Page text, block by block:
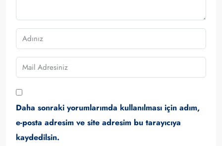
Daha sonraki yorumlarımda kullanılması için adım,
e-posta adresim ve site adresim bu tarayıcıya
kaydedilsin.